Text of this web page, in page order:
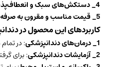
4_ دستکش‌های سبک و انعطاف‌پذیر
5_ قیمت مناسب و مقرون به صرفه
کاربردهای این محصول در
1_ درمان‌های دندانپزشکی
: در
2_ آزمایشات دندانپزشکی
: برای